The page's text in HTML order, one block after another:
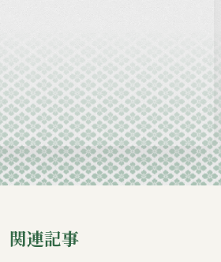
2024-11
2024-10
2024-09
関連記事